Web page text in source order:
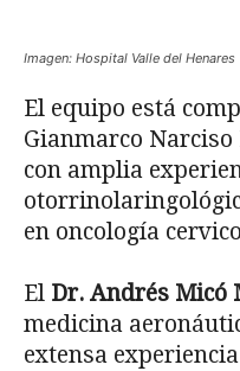
Imagen: Hospital Valle del Henares
El equipo está
Gianmarco
con amplia
en oncología
El Dr. Andrés Micó
medicina
extensa